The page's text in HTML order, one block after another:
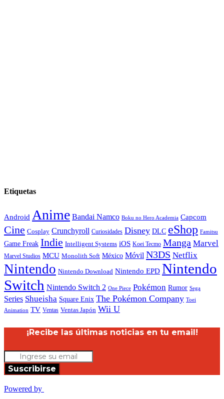
Etiquetas
Android Anime Bandai Namco Boku no Hero Academia Capcom
Cine Cosplay Crunchyroll Curiosidades Disney DLC eShop Famitsu
Game Freak Indie Intelligent Systems iOS Koei Tecmo Manga Marvel
Marvel Studios MCU Monolith Soft México Móvil N3DS Netflix
Nintendo Nintendo Download Nintendo EPD Nintendo
Switch Nintendo Switch 2 One Piece Pokémon Rumor Sega
Series Shueisha Square Enix The Pokémon Company Toei
Animation TV Ventas Ventas Japón Wii U
¡Recibe las últimas noticias en tu email!
Suscribirse
Powered by